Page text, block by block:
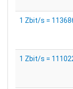
1 Zbit/s =
1 Zbit/s =